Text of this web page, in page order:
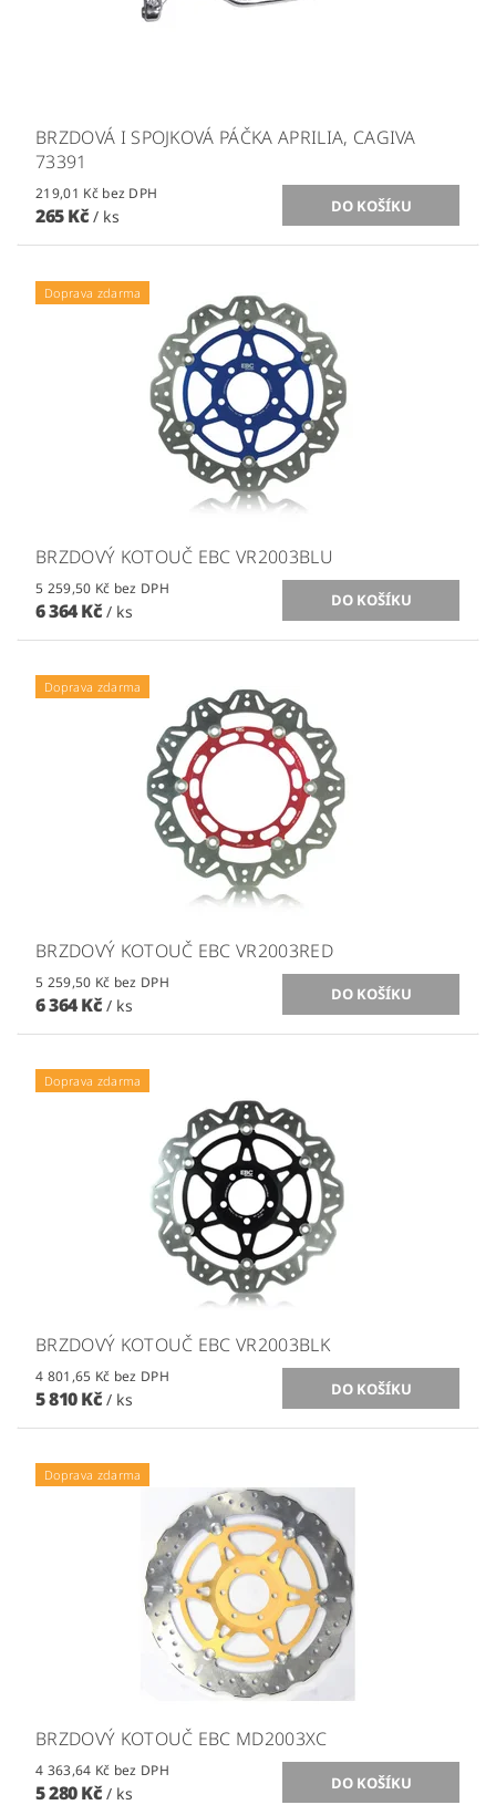
BRZDOVÁ I SPOJKOVÁ PÁČKA APRILIA, CAGIVA
73391
219,01 Kč bez DPH
265 Kč / ks
Doprava zdarma
BRZDOVÝ KOTOUČ EBC VR2003BLU
5 259,50 Kč bez DPH
6 364 Kč / ks
Doprava zdarma
BRZDOVÝ KOTOUČ EBC VR2003RED
5 259,50 Kč bez DPH
6 364 Kč / ks
Doprava zdarma
BRZDOVÝ KOTOUČ EBC VR2003BLK
4 801,65 Kč bez DPH
5 810 Kč / ks
Doprava zdarma
BRZDOVÝ KOTOUČ EBC MD2003XC
4 363,64 Kč bez DPH
5 280 Kč / ks